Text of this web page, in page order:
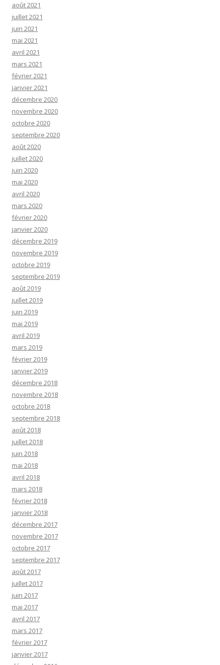
août 2021
juillet 2021
juin 2021
mai 2021
avril 2021
mars 2021
février 2021
janvier 2021
décembre 2020
novembre 2020
octobre 2020
septembre 2020
août 2020
juillet 2020
juin 2020
mai 2020
avril 2020
mars 2020
février 2020
janvier 2020
décembre 2019
novembre 2019
octobre 2019
septembre 2019
août 2019
juillet 2019
juin 2019
mai 2019
avril 2019
mars 2019
février 2019
janvier 2019
décembre 2018
novembre 2018
octobre 2018
septembre 2018
août 2018
juillet 2018
juin 2018
mai 2018
avril 2018
mars 2018
février 2018
janvier 2018
décembre 2017
novembre 2017
octobre 2017
septembre 2017
août 2017
juillet 2017
juin 2017
mai 2017
avril 2017
mars 2017
février 2017
janvier 2017